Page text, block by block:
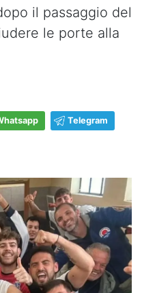
il passaggio del
le porte alla
Telegram